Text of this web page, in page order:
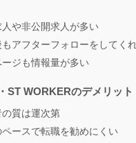
や非公開求人が多い
もアフターフォローをしてく
ジも情報量が多い
ST WORKERのデメリット
の質は運次第
ペースで転職を勧めにくい